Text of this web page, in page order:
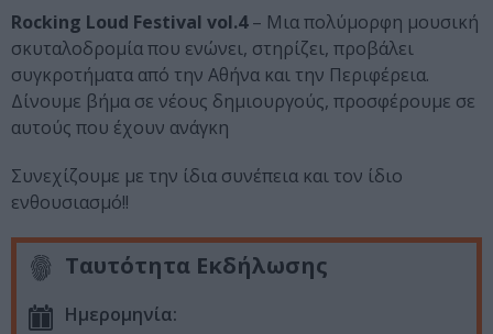
Rocking Loud Festival vol.4– Μια πολύμορφη μουσική
σκυταλοδρομία που ενώνει, στηρίζει, προβάλει
συγκροτήματα από την Αθήνα και την Περιφέρεια.
Δίνουμε βήμα σε νέους δημιουργούς, προσφέρουμε σε
αυτούς που έχουν ανάγκη
Συνεχίζουμε με την ίδια συνέπεια και τον ίδιο
ενθουσιασμό!!
Ταυτότητα Εκδήλωσης
Ημερομηνία: